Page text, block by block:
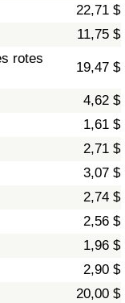
22,71 $
11,75 $
rotes
19,47 $
4,62 $
1,61 $
2,71 $
3,07 $
2,74 $
2,56 $
1,96 $
2,90 $
20,00 $